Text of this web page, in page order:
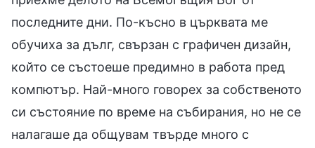
последните дни. По-късно в църквата ме
обучиха за дълг, свързан с графичен дизайн,
който се състоеше предимно в работа пред
компютър. Най-много говорех за собственото
си състояние по време на събирания, но не се
налагаше да общувам твърде много с